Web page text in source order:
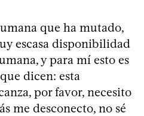
que ha mutado,
escasa disponibilidad
y para mí esto es
dicen: esta
por favor, necesito
me desconecto, no sé